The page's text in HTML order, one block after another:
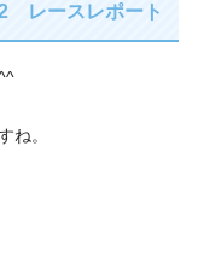
レースレポート
ね。